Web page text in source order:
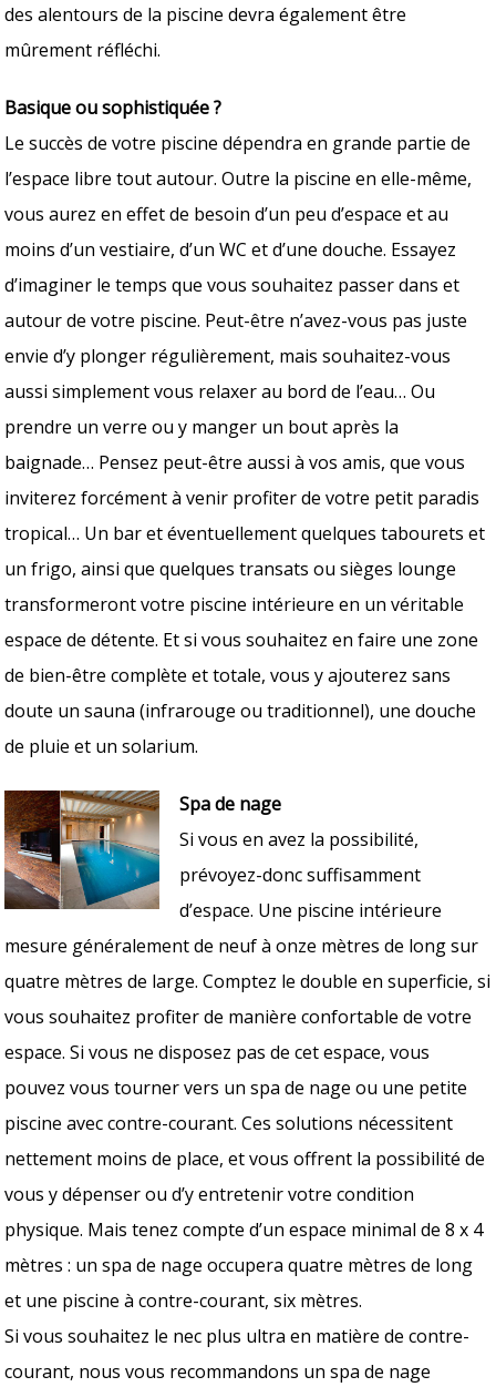
des alentours de la piscine devra également être
mûrement réfléchi.
Basique ou sophistiquée ?
Le succès de votre piscine dépendra en grande partie de
l’espace libre tout autour. Outre la piscine en elle-même,
vous aurez en effet de besoin d’un peu d’espace et au
moins d’un vestiaire, d’un WC et d’une douche. Essayez
d’imaginer le temps que vous souhaitez passer dans et
autour de votre piscine. Peut-être n’avez-vous pas juste
envie d’y plonger régulièrement, mais souhaitez-vous
aussi simplement vous relaxer au bord de l’eau… Ou
prendre un verre ou y manger un bout après la
baignade… Pensez peut-être aussi à vos amis, que vous
inviterez forcément à venir profiter de votre petit paradis
tropical… Un bar et éventuellement quelques tabourets et
un frigo, ainsi que quelques transats ou sièges lounge
transformeront votre piscine intérieure en un véritable
espace de détente. Et si vous souhaitez en faire une zone
de bien-être complète et totale, vous y ajouterez sans
doute un sauna (infrarouge ou traditionnel), une douche
de pluie et un solarium.
Spa de nage
Si vous en avez la possibilité,
prévoyez-donc suffisamment
d’espace. Une piscine intérieure
mesure généralement de neuf à onze mètres de long sur
quatre mètres de large. Comptez le double en superficie, si
vous souhaitez profiter de manière confortable de votre
espace. Si vous ne disposez pas de cet espace, vous
pouvez vous tourner vers un spa de nage ou une petite
piscine avec contre-courant. Ces solutions nécessitent
nettement moins de place, et vous offrent la possibilité de
vous y dépenser ou d’y entretenir votre condition
physique. Mais tenez compte d’un espace minimal de 8 x 4
mètres : un spa de nage occupera quatre mètres de long
et une piscine à contre-courant, six mètres.
Si vous souhaitez le nec plus ultra en matière de contre-
courant, nous vous recommandons un spa de nage